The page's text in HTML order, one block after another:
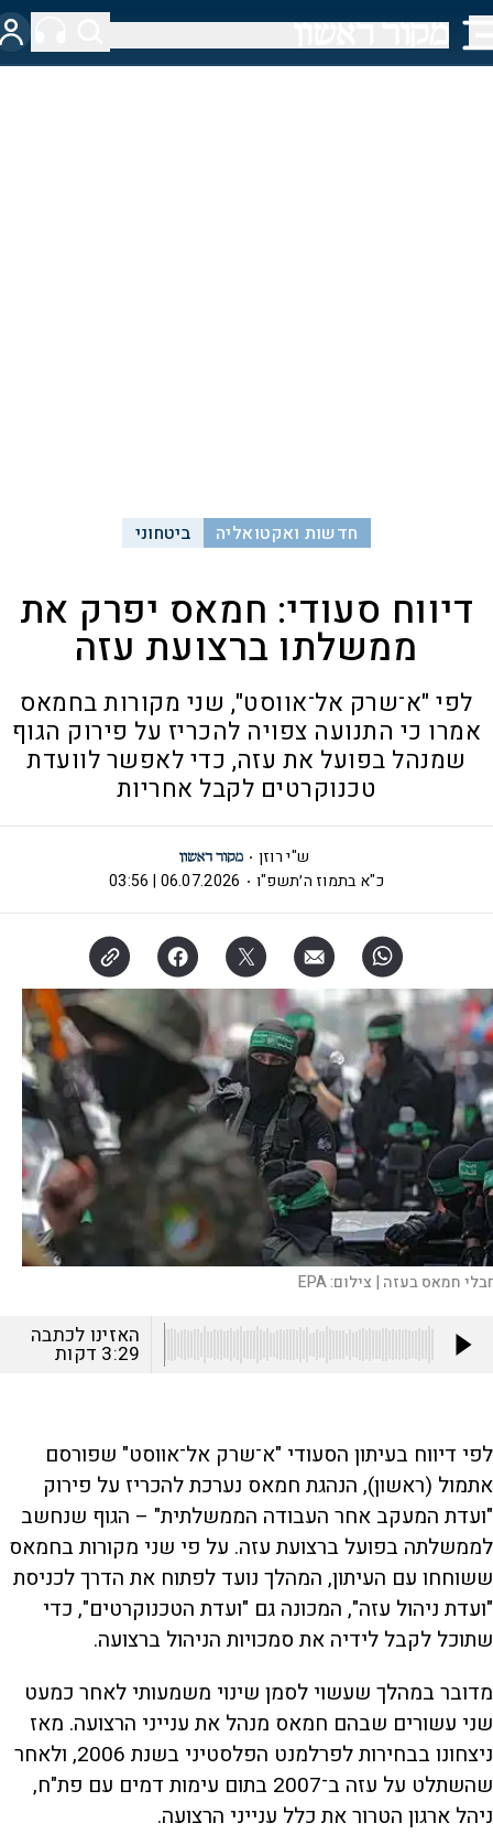
חדשות ואקטואליה ביטחוני
דיווח סעודי: חמאס יפרק את
ממשלתו ברצועת עזה
לפי "א־שרק אל־אווסט", שני מקורות בחמאס
אמרו כי התנועה צפויה להכריז על פירוק הגוף
שמנהל בפועל את עזה, כדי לאפשר לוועדת
טכנוקרטים לקבל אחריות
ש"י רוזן
כ"א בתמוז ה׳תשפ"ו
06.07.2026 | 03:56
חמאס בעזה | צילום:EPA
האזינו לכתבה
3:29 דקות
לפי דיווח בעיתון הסעודי "א־שרק אל־אווסט" שפורסם
אתמול (ראשון), הנהגת חמאס נערכת להכריז על פירוק
"ועדת המעקב אחר העבודה הממשלתית" – הגוף שנחשב
לממשלתה בפועל ברצועת עזה. על פי שני מקורות בחמאס
ששוחחו עם העיתון, המהלך נועד לפתוח את הדרך לכניסת
"ועדת ניהול עזה", המכונה גם "ועדת הטכנוקרטים", כדי
שתוכל לקבל לידיה את סמכויות הניהול ברצועה.
מדובר במהלך שעשוי לסמן שינוי משמעותי לאחר כמעט
שני עשורים שבהם חמאס מנהל את ענייני הרצועה. מאז
ניצחונו בבחירות לפרלמנט הפלסטיני בשנת 2006, ולאחר
שהשתלט על עזה ב־2007 בתום עימות דמים עם פת"ח,
ניהל ארגון הטרור את כלל ענייני הרצועה.